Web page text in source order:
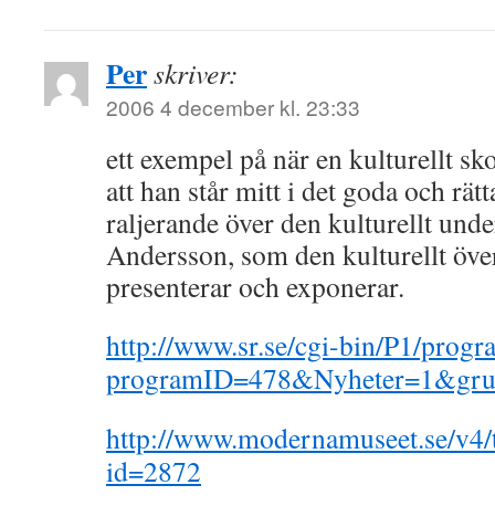
Perskriver:
2006 4 december kl. 23:33
ett exempel på när en kulturellt
att han står mitt i det goda och
raljerande över den kulturellt
Andersson, som den kulturellt
presenterar och exponerar.
http://www.sr.se/cgi-bin/P1/
http://www.modernamuseet.se/
id=2872